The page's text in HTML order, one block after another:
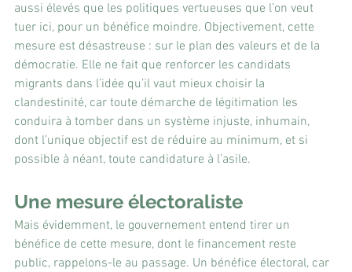
aussi élevés que les politiques vertueuses que l’on veut
tuer ici, pour un bénéfice moindre. Objectivement, cette
mesure est désastreuse : sur le plan des valeurs et de la
démocratie. Elle ne fait que renforcer les candidats
migrants dans l’idée qu’il vaut mieux choisir la
clandestinité, car toute démarche de légitimation les
conduira à tomber dans un système injuste, inhumain,
dont l’unique objectif est de réduire au minimum, et si
possible à néant, toute candidature à l’asile.
Une mesure électoraliste
Mais évidemment, le gouvernement entend tirer un
bénéfice de cette mesure, dont le financement reste
public, rappelons-le au passage. Un bénéfice électoral, car